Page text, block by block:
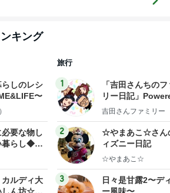
キング
しのレシ
〜
要な物し
暮らし◆Ke
〜イ
カルディ大
旅行
1
「吉田さんちの
リー日記」
y Ameba 吉田さ
ログ
吉田さんファミリー
2
☆やまあこ☆さん
ィズニー日記
☆やまあこ☆
3
日々是甘露2〜デ